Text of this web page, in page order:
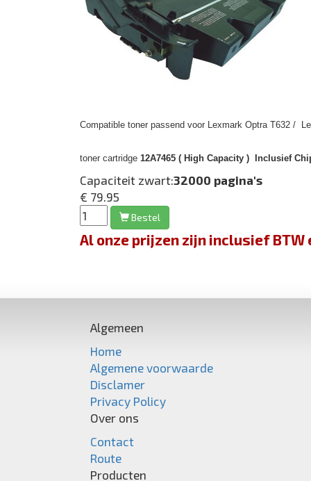
Compatible toner passend voor Lexmark Optra T632 /
toner cartridge 12A7465 ( High Capacity ) Inclusief
Capaciteit zwart:32000 pagina's
€ 79.95
Bestel
Al onze prijzen zijn inclusief
Algemeen
Home
Algemene voorwaarde
Disclamer
Privacy Policy
Over ons
Contact
Route
Producten